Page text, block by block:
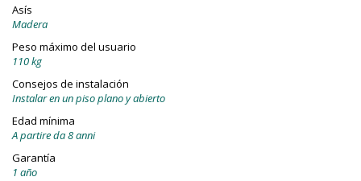
Asís
Madera
Peso máximo del usuario
110 kg
Consejos de instalación
Instalar en un piso plano y abierto
Edad mínima
A partire da 8 anni
Garantía
1 año